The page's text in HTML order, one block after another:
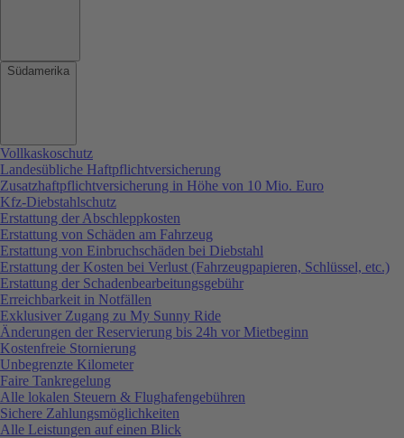
Südamerika
Vollkaskoschutz
Landesübliche Haftpflichtversicherung
Zusatzhaftpflichtversicherung in Höhe von 10 Mio. Euro
Kfz-Diebstahlschutz
Erstattung der Abschleppkosten
Erstattung von Schäden am Fahrzeug
Erstattung von Einbruchschäden bei Diebstahl
Erstattung der Kosten bei Verlust (Fahrzeugpapieren, Schlüssel, etc.)
Erstattung der Schadenbearbeitungsgebühr
Erreichbarkeit in Notfällen
Exklusiver Zugang zu My Sunny Ride
Änderungen der Reservierung bis 24h vor Mietbeginn
Kostenfreie Stornierung
Unbegrenzte Kilometer
Faire Tankregelung
Alle lokalen Steuern & Flughafengebühren
Sichere Zahlungsmöglichkeiten
Alle Leistungen auf einen Blick